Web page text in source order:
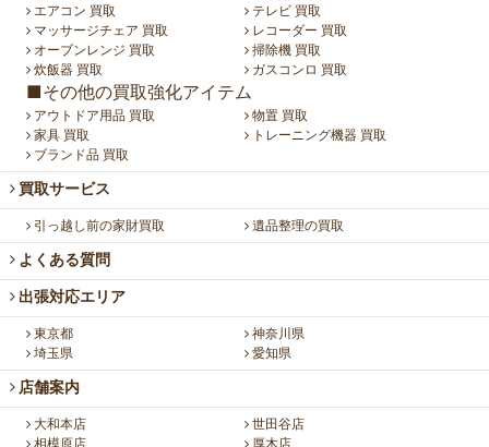
エアコン 買取
テレビ 買取
マッサージチェア 買取
レコーダー 買取
オーブンレンジ 買取
掃除機 買取
炊飯器 買取
ガスコンロ 買取
■その他の買取強化アイテム
アウトドア用品 買取
物置 買取
家具 買取
トレーニング機器 買取
ブランド品 買取
買取サービス
引っ越し前の家財買取 遺品整理の買取
よくある質問
出張対応エリア
東京都
神奈川県
埼玉県
愛知県
店舗案内
大和本店
世田谷店
相模原店
厚木店